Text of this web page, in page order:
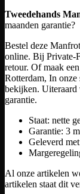
Tweedehands
maanden garantie?
Bestel deze
online. Bij Private-
retour. Of maak
Rotterdam, In
bekijken. Uiteraard
garantie.
Staat: nette
Garantie: 3
Geleverd
Al onze artikelen
artikelen staat dit